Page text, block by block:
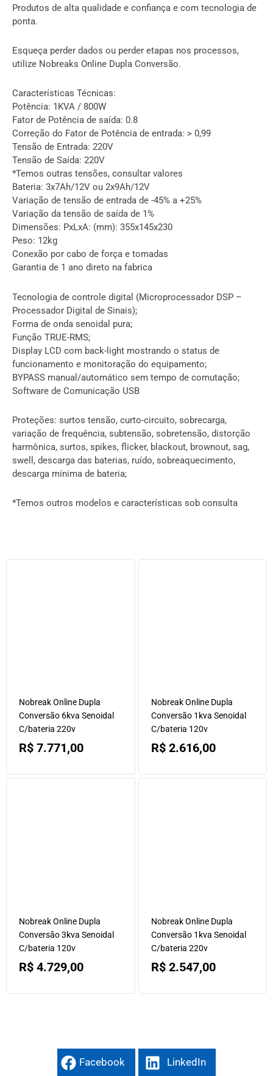
Produtos de alta qualidade e confiança e com tecnologia de
ponta.
Esqueça perder dados ou perder etapas nos processos,
utilize Nobreaks Online Dupla Conversão.
Características Técnicas:
Potência: 1KVA / 800W
Fator de Potência de saída: 0.8
Correção do Fator de Potência de entrada: > 0,99
Tensão de Entrada: 220V
Tensão de Saída: 220V
*Temos outras tensões, consultar valores
Bateria: 3x7Ah/12V ou 2x9Ah/12V
Variação de tensão de entrada de -45% a +25%
Variação da tensão de saída de 1%
Dimensões: PxLxA: (mm): 355x145x230
Peso: 12kg
Conexão por cabo de força e tomadas
Garantia de 1 ano direto na fabrica
Tecnologia de controle digital (Microprocessador DSP –
Processador Digital de Sinais);
Forma de onda senoidal pura;
Função TRUE-RMS;
Display LCD com back-light mostrando o status de
funcionamento e monitoração do equipamento;
BYPASS manual/automático sem tempo de comutação;
Software de Comunicação USB
Proteções: surtos tensão, curto-circuito, sobrecarga,
variação de frequência, subtensão, sobretensão, distorção
harmônica, surtos, spikes, flicker, blackout, brownout, sag,
swell, descarga das baterias, ruído, sobreaquecimento,
descarga mínima de bateria;
*Temos outros modelos e características sob consulta
Nobreak Online Dupla
Conversão 6kva Senoidal
C/bateria 220v
R$ 7.771,00
Nobreak Online Dupla
Conversão 1kva Senoidal
C/bateria 120v
R$2.616,00
Nobreak Online Dupla
Conversão 3kva Senoidal
C/bateria 120v
R$ 4.729,00
Nobreak Online Dupla
Conversão 1kva Senoidal
C/bateria 220v
R$2.547,00
Facebook LinkedIn